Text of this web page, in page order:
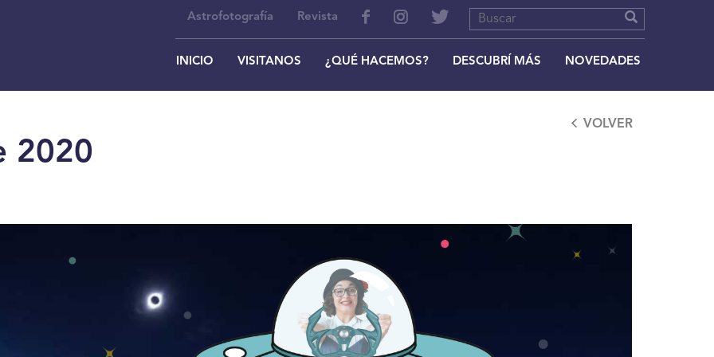
Astrofotografía Revista
INICIO VISITANOS ¿QUÉ HACEMOS? DESCUBRÍ MÁS NOVEDADES
2020
VOLVER